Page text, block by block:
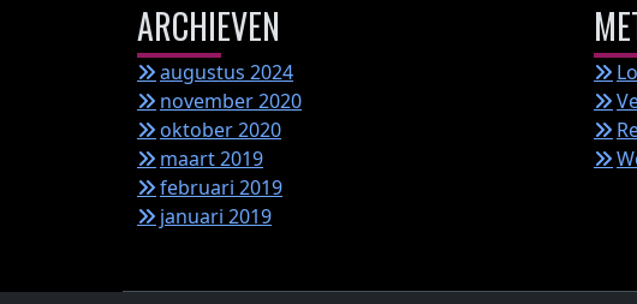
ARCHIEVEN
augustus 2024
november 2020
oktober 2020
maart 2019
februari 2019
januari 2019